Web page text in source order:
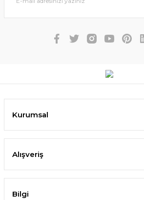
Kurumsal
Alışveriş
Bilgi